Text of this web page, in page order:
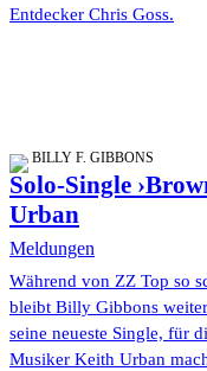
Entdecker Chris Goss.
BILLY F. GIBBONS
Solo-Single
Urban
Meldungen
Während von ZZ Top so
bleibt Billy Gibbons
seine neueste Single, für
Musiker Keith Urban